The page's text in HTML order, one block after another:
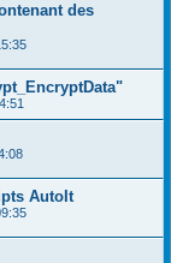
des
AutoIt